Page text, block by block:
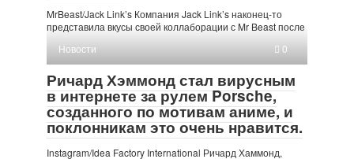
MrBeast/Jack Link’s Компания Jack Link’s наконец-то
представила вкусы своей коллаборации с Mr Beast после
Новости
0
Ричард Хэммонд стал вирусным
в интернете за рулем Porsche,
созданного по мотивам аниме, и
поклонникам это очень нравится.
Instagram/Idea Factory International Ричард Хаммонд,